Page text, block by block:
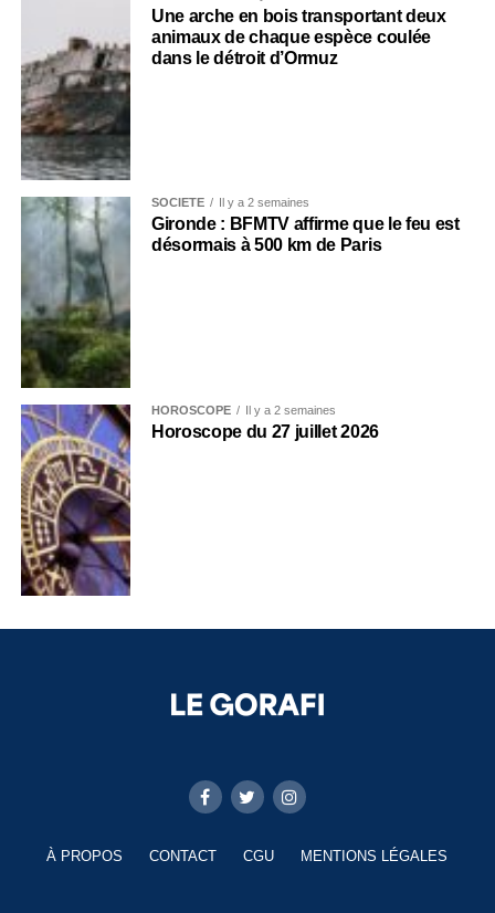
Une arche en bois transportant deux
animaux de chaque espèce coulée
dans le détroit d’Ormuz
SOCIÉTÉ Il y a 2 semaines
Gironde : BFMTV affirme que le feu est
désormais à 500 km de Paris
HOROSCOPE Il y a 2 semaines
Horoscope du 27 juillet 2026
À PROPOS CONTACT CGU MENTIONS LÉGALES